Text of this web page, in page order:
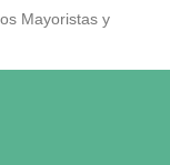
Mayoristas y